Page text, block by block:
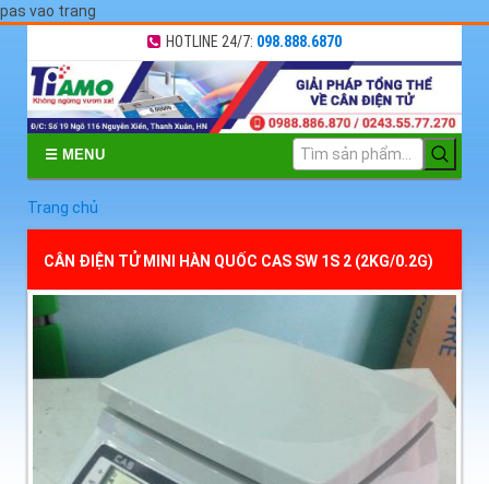
pas vao trang
HOTLINE 24/7: 098.888.6870
☰ MENU
Trang chủ
CÂN ĐIỆN TỬ MINI HÀN QUỐC CAS SW 1S 2 (2KG/0.2G)